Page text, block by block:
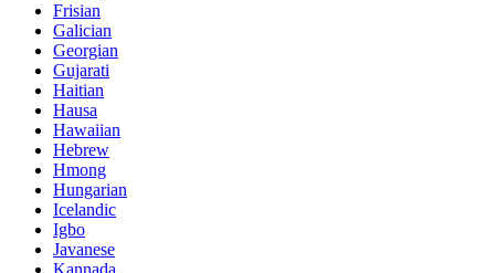
Frisian
Galician
Georgian
Gujarati
Haitian
Hausa
Hawaiian
Hebrew
Hmong
Hungarian
Icelandic
Igbo
Javanese
Kannada